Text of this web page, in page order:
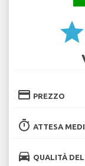
star
credit_card PREZZO
timer ATTESA
directions_car QUALITÀ